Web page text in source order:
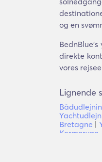
og en
direkte
vores
Lignende
Bretagne |